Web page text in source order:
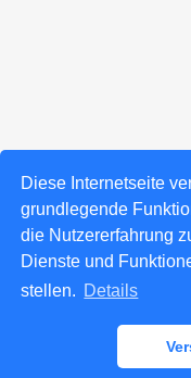
Diese Internetseite
grundlegende
die Nutzererfahrung
Dienste und
stellen. Details